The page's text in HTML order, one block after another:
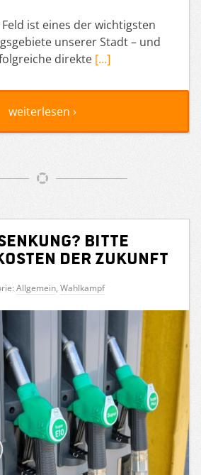
ist eines der wichtigsten
unserer Stadt – und
direkte […]
weiterlesen ›
Bitte
der Zukunft
Allgemein, Wahlkampf